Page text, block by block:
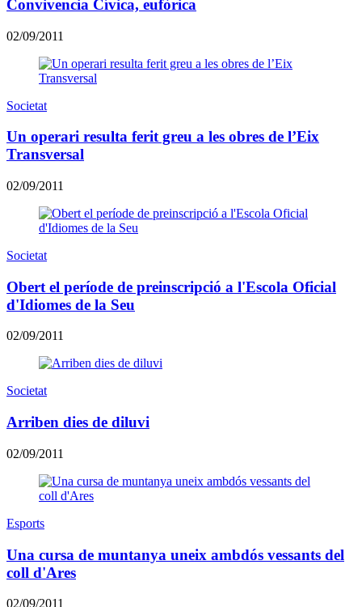
Convivencia Cívica, eufòrica
02/09/2011
Societat
Un operari resulta ferit greu a les obres de l’Eix
Transversal
02/09/2011
Societat
Obert el període de preinscripció a l'Escola Oficial
d'Idiomes de la Seu
02/09/2011
Societat
Arriben dies de diluvi
02/09/2011
Esports
Una cursa de muntanya uneix ambdós vessants del
coll d'Ares
02/09/2011